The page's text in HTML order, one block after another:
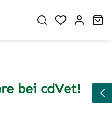
Du hast 0
bei cdVet!